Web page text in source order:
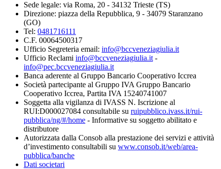
Sede legale: via Roma, 20 - 34132 Trieste (TS)
Direzione: piazza della Repubblica, 9 - 34079 Staranzano
(GO)
Tel: 0481716111
C.F. 00064500317
Ufficio Segreteria email: info@bccveneziagiulia.it
Ufficio Reclami info@bccveneziagiulia.it -
info@pec.bccveneziagiulia.it
Banca aderente al Gruppo Bancario Cooperativo Iccrea
Società partecipante al Gruppo IVA Gruppo Bancario
Cooperativo Iccrea, Partita IVA 15240741007
Soggetta alla vigilanza di IVASS N. Iscrizione al
RUI:D000027084 consultabile su ruipubblico.ivass.it/rui-
pubblica/ng/#/home - Informative su soggetto abilitato e
distributore
Autorizzata dalla Consob alla prestazione dei servizi e attività
d’investimento consultabili su www.consob.it/web/area-
pubblica/banche
Dati societari